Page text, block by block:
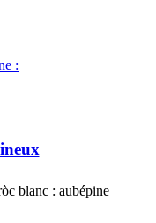
:
blanc : aubépine